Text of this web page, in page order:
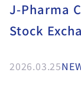
J-Pharma
Stock
2026.03.25